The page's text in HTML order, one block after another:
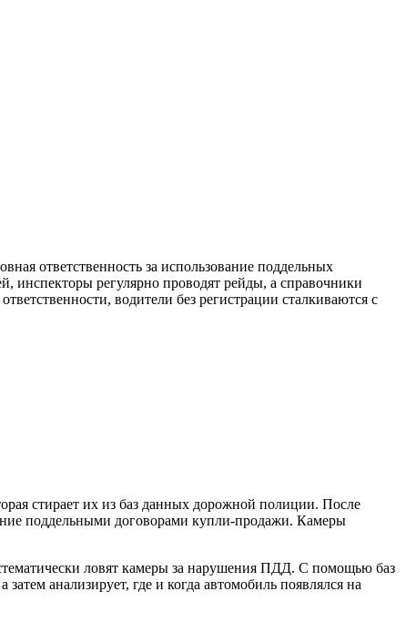
ответственность за использование поддельных
регулярно проводят рейды, а справочники
водители без регистрации сталкиваются с
стирает их из баз данных дорожной полиции. После
поддельными договорами купли-продажи. Камеры
ловят камеры за нарушения ПДД. С помощью баз
анализирует, где и когда автомобиль появлялся на